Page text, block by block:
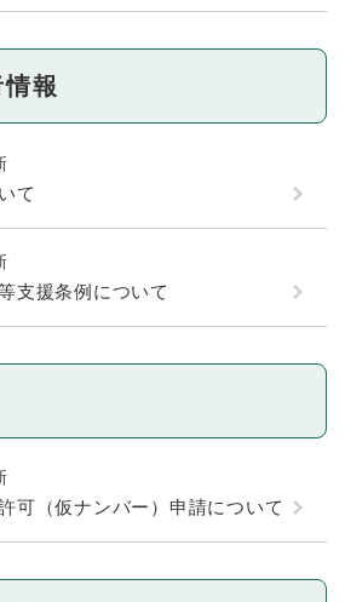
報
て
支援条例について
可（仮ナンバー）申請について